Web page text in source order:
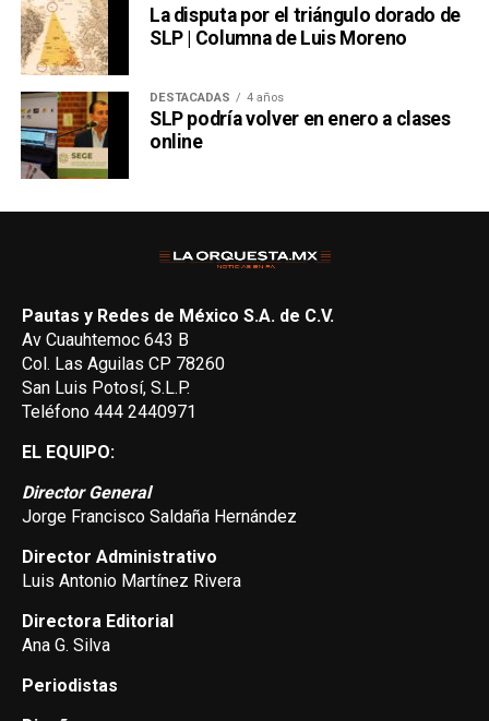
La disputa por el triángulo dorado de
SLP | Columna de Luis Moreno
DESTACADAS 4 años
SLP podría volver en enero a clases
online
Pautas y Redes de México S.A. de C.V.
Av Cuauhtemoc 643 B
Col. Las Aguilas CP 78260
San Luis Potosí, S.L.P.
Teléfono 444 2440971
EL EQUIPO:
Director General
Jorge Francisco Saldaña Hernández
Director Administrativo
Luis Antonio Martínez Rivera
Directora Editorial
Ana G. Silva
Periodistas